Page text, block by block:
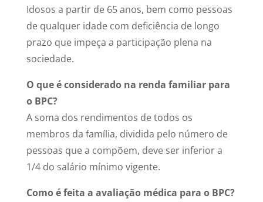
Idosos a partir de 65 anos, bem como pessoas
de qualquer idade com deficiência de longo
prazo que impeça a participação plena na
sociedade.
O que é considerado na renda familiar para
o BPC?
A soma dos rendimentos de todos os
membros da família, dividida pelo número de
pessoas que a compõem, deve ser inferior a
1/4 do salário mínimo vigente.
Como é feita a avaliação médica para o BPC?